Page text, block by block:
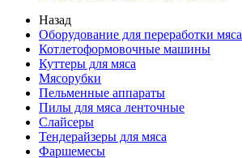
Назад
Оборудование для переработки мяса
Котлетоформовочные машины
Куттеры для мяса
Мясорубки
Пельменные аппараты
Пилы для мяса ленточные
Слайсеры
Тендерайзеры для мяса
Фаршемесы